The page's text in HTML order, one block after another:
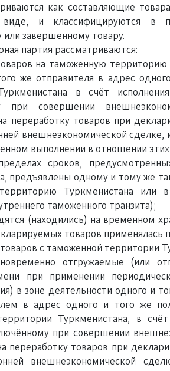
как составляющие
виде, и классифицируются в
завершённому товару.
партия рассматриваются:
на таможенную
же отправителя в адрес
в счёт
при совершении
переработку товаров при
внешнеэкономической сделке,
выполнении в отношении
сроков,
предъявлены одному и тому же
Туркменистана или
таможенного транзита);
(находились) на временном
товаров применялась
с таможенной территории
отгружаемые (или
при применении
в зоне деятельности одного и
в адрес одного и того же
Туркменистана, в
при совершении
переработку товаров при
внешнеэкономической